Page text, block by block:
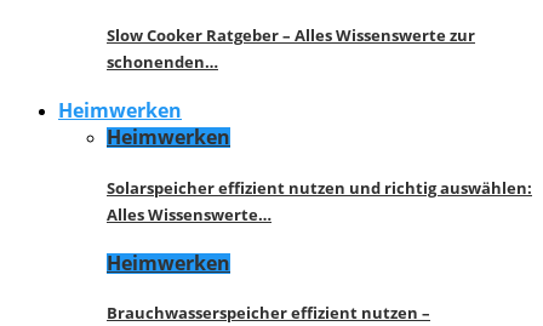
Slow Cooker Ratgeber – Alles Wissenswerte zur
schonenden…
Heimwerken
Heimwerken
Solarspeicher effizient nutzen und richtig auswählen:
Alles Wissenswerte…
Heimwerken
Brauchwasserspeicher effizient nutzen –